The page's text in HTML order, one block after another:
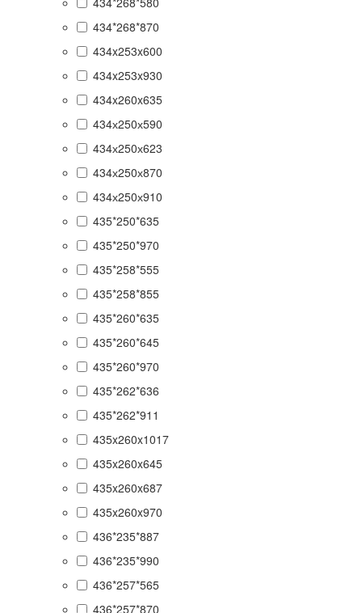
434*268*870
434x253x600
434x253x930
434x260x635
434х250х590
434х250х623
434х250х870
434х250х910
435*250*635
435*250*970
435*258*555
435*258*855
435*260*635
435*260*645
435*260*970
435*262*636
435*262*911
435x260x1017
435x260x645
435x260x687
435x260x970
436*235*887
436*235*990
436*257*565
436*257*870